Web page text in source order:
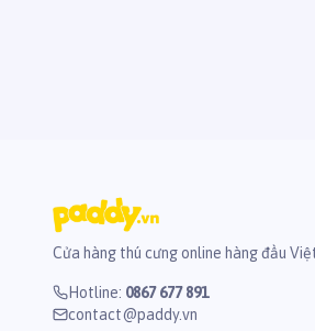
Cửa hàng thú cưng online hàng đầu
Hotline: 0867 677 891
contact@paddy.vn